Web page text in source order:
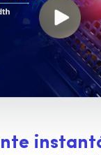
nte instant